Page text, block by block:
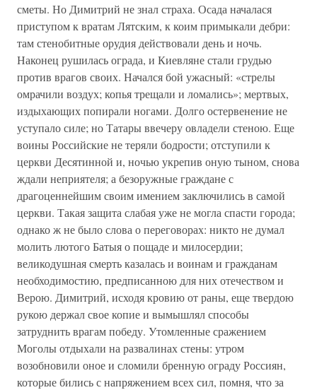
сметы. Но Димитрий не знал страха. Осада началася
приступом к вратам Лятским, к коим примыкали дебри:
там стенобитные орудия действовали день и ночь.
Наконец рушилась ограда, и Киевляне стали грудью
против врагов своих. Начался бой ужасный: «стрелы
омрачили воздух; копья трещали и ломались»; мертвых,
издыхающих попирали ногами. Долго остервенение не
уступало силе; но Татары ввечеру овладели стеною. Еще
воины Российские не теряли бодрости; отступили к
церкви Десятинной и, ночью укрепив оную тыном, снова
ждали неприятеля; а безоружные граждане с
драгоценнейшим своим имением заключились в самой
церкви. Такая защита слабая уже не могла спасти города;
однако ж не было слова о переговорах: никто не думал
молить лютого Батыя о пощаде и милосердии;
великодушная смерть казалась и воинам и гражданам
необходимостию, предписанною для них отечеством и
Верою. Димитрий, исходя кровию от раны, еще твердою
рукою держал свое копие и вымышлял способы
затруднить врагам победу. Утомленные сражением
Моголы отдыхали на развалинах стены: утром
возобновили оное и сломили бренную ограду Россиян,
которые бились с напряжением всех сил, помня, что за